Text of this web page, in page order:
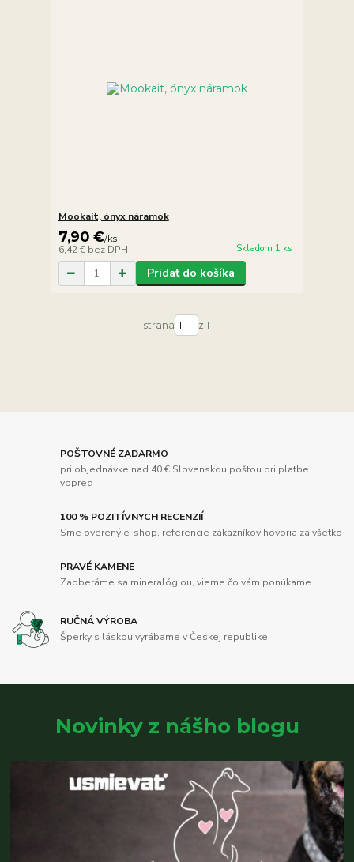
Mookait, ónyx náramok
7,90 €/ks
6,42 € bez DPH Skladom 1 ks
Pridať do košíka
strana z 1
POŠTOVNÉ ZADARMO
pri objednávke nad 40 € Slovenskou poštou pri platbe
vopred
100 % POZITÍVNYCH RECENZIÍ
Sme overený e-shop, referencie zákazníkov hovoria za všetko
PRAVÉ KAMENE
Zaoberáme sa mineralógiou, vieme čo vám ponúkame
RUČNÁ VÝROBA
Šperky s láskou vyrábame v Českej republike
Novinky z nášho blogu